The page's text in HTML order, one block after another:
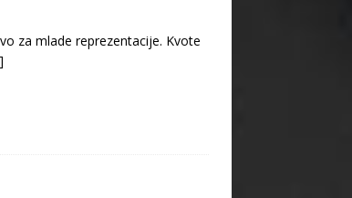
za mlade reprezentacije. Kvote